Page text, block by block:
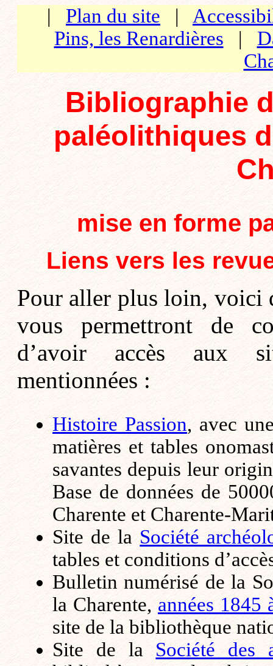
| Plan du site |
Pins, les Renardières |
Bibliographie
paléolithiques
mise en forme
Liens vers les
Pour aller plus loin, voici
vous permettront de
d’avoir accès aux
mentionnées :
Histoire Passion, avec
matières et tables
savantes depuis leur
Base de données de
Charente et Charente-
Site de la Société
tables et conditions
Bulletin numérisé de la
la Charente, années 1845
site de la bibliothèque
Site de la Société des